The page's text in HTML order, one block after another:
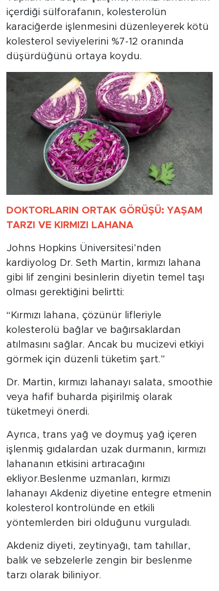
içerdiği sülforafanın, kolesterolün
karaciğerde işlenmesini düzenleyerek kötü
kolesterol seviyelerini %7-12 oranında
düşürdüğünü ortaya koydu.
DOKTORLARIN ORTAK GÖRÜŞÜ: YAŞAM
TARZI VE KIRMIZI LAHANA
Johns Hopkins Üniversitesi’nden
kardiyolog Dr. Seth Martin, kırmızı lahana
gibi lif zengini besinlerin diyetin temel taşı
olması gerektiğini belirtti:
“Kırmızı lahana, çözünür lifleriyle
kolesterolü bağlar ve bağırsaklardan
atılmasını sağlar. Ancak bu mucizevi etkiyi
görmek için düzenli tüketim şart.”
Dr. Martin, kırmızı lahanayı salata, smoothie
veya hafif buharda pişirilmiş olarak
tüketmeyi önerdi.
Ayrıca, trans yağ ve doymuş yağ içeren
işlenmiş gıdalardan uzak durmanın, kırmızı
lahananın etkisini artıracağını
ekliyor.Beslenme uzmanları, kırmızı
lahanayı Akdeniz diyetine entegre etmenin
kolesterol kontrolünde en etkili
yöntemlerden biri olduğunu vurguladı.
Akdeniz diyeti, zeytinyağı, tam tahıllar,
balık ve sebzelerle zengin bir beslenme
tarzı olarak biliniyor.